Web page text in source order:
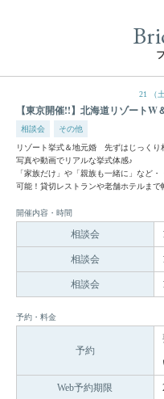
21 （
【東京開催!!】北海道リゾート
相談会 その他
リゾート挙式＆地元婚 先ずはじっくり
写真や動画でリアルな挙式体感♪
「家族だけ」や「親族も一緒に」など
可能！貸切レストランや老舗ホテルまで
開催内容・時間
相談会
相談会
相談会
予約・料金
予約
Web予約期限